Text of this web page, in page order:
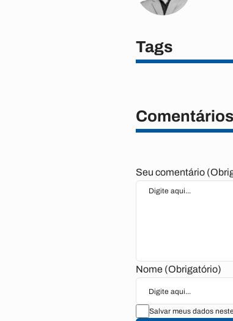
Tags
Comentários
Seu comentário
Nome (Obrigatório)
Salvar meus dados